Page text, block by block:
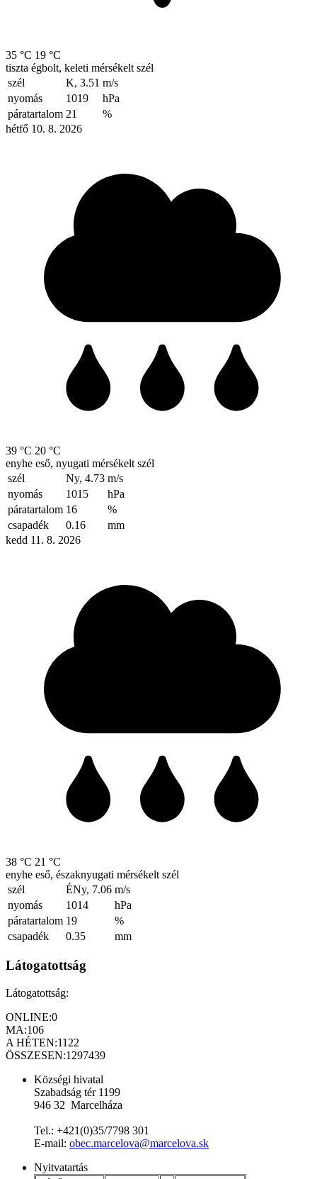
35 °C 19 °C
tiszta égbolt, keleti mérsékelt szél
szél
K, 3.51 m/s
nyomás
1019
hPa
páratartalom 21
%
hétfő 10. 8. 2026
39 °C 20 °C
enyhe eső, nyugati mérsékelt szél
szél
Ny, 4.73 m/s
nyomás
1015
hPa
páratartalom 16
%
csapadék
0.16
mm
kedd 11. 8. 2026
38 °C 21 °C
enyhe eső, északnyugati mérsékelt szél
szél
ÉNy, 7.06 m/s
nyomás
1014
hPa
páratartalom 19
%
csapadék
0.35 mm
Látogatottság
Látogatottság:
ONLINE:0
MA:106
A HÉTEN:1122
ÖSSZESEN:1297439
Községi hivatal
Szabadság tér 1199
946 32 Marcelháza
Tel.: +421(0)35/7798 301
E-mail: obec.marcelova@marcelova.sk
Nyitvatartás